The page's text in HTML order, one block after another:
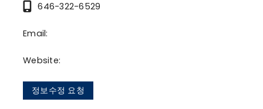
646-322-6529
Email:
Website:
정보수정 요청